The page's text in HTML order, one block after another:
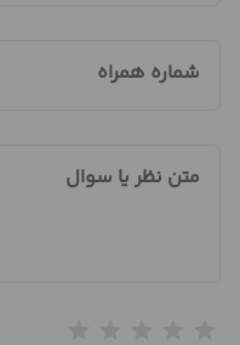
شماره همراه
متن نظر یا سوال